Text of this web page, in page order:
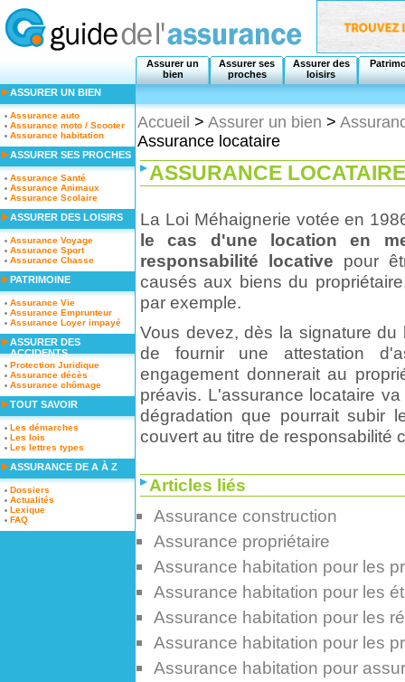
Assurer un
bien
Assurer ses
proches
Assurer des
loisirs
Accueil > Assurer un bien >
Assurance locataire
ASSURANCE LOCATAIRE
La Loi Méhaignerie votée en
le cas d'une location en
responsabilité locative pour
causés aux biens du
par exemple.
Vous devez, dès la signature
de fournir une attestation
engagement donnerait au
préavis. L'assurance locataire
dégradation que pourrait subir
couvert au titre de responsabilité
Articles liés
Assurance construction
Assurance propriétaire
Assurance habitation pour les
Assurance habitation pour les
Assurance habitation pour les
Assurance habitation pour les
Assurance habitation pour
ASSURER UN BIEN
Assurance auto
Assurance moto / Scooter
Assurance habitation
ASSURER SES PROCHES
Assurance Santé
Assurance Animaux
Assurance Scolaire
ASSURER DES LOISIRS
Assurance Voyage
Assurance Sport
Assurance Chasse
PATRIMOINE
Assurance Vie
Assurance Emprunteur
Assurance Loyer impayé
ASSURER DES
ACCIDENTS
Protection Juridique
Assurance décès
Assurance chômage
TOUT SAVOIR
Les démarches
Les lois
Les lettres types
ASSURANCE DE A À Z
Dossiers
Actualités
Lexique
FAQ